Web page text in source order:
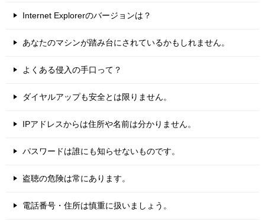
Internet Explorerのバージョンは？
あなたのマシンが踏み台にされているかもしれません。
よくある侵入の手口って？
ダイヤルアップも安全とは限りません。
IPアドレスからは住所や名前は分かりません。
パスワードは誰にも知らせないものです。
盗聴の危険は常にあります。
電話番号・住所は慎重に扱いましょう。